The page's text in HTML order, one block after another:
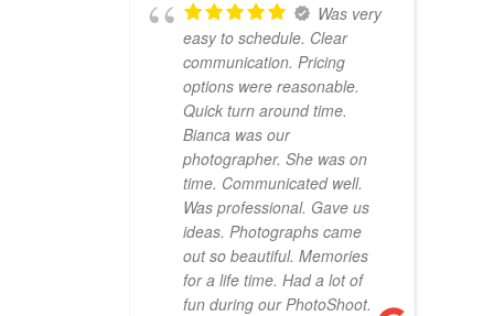
Was very
easy to schedule. Clear
communication. Pricing
options were reasonable.
Quick turn around time.
Bianca was our
photographer. She was on
time. Communicated well.
Was professional. Gave us
ideas. Photographs came
out so beautiful. Memories
for a life time. Had a lot of
fun during our PhotoShoot.